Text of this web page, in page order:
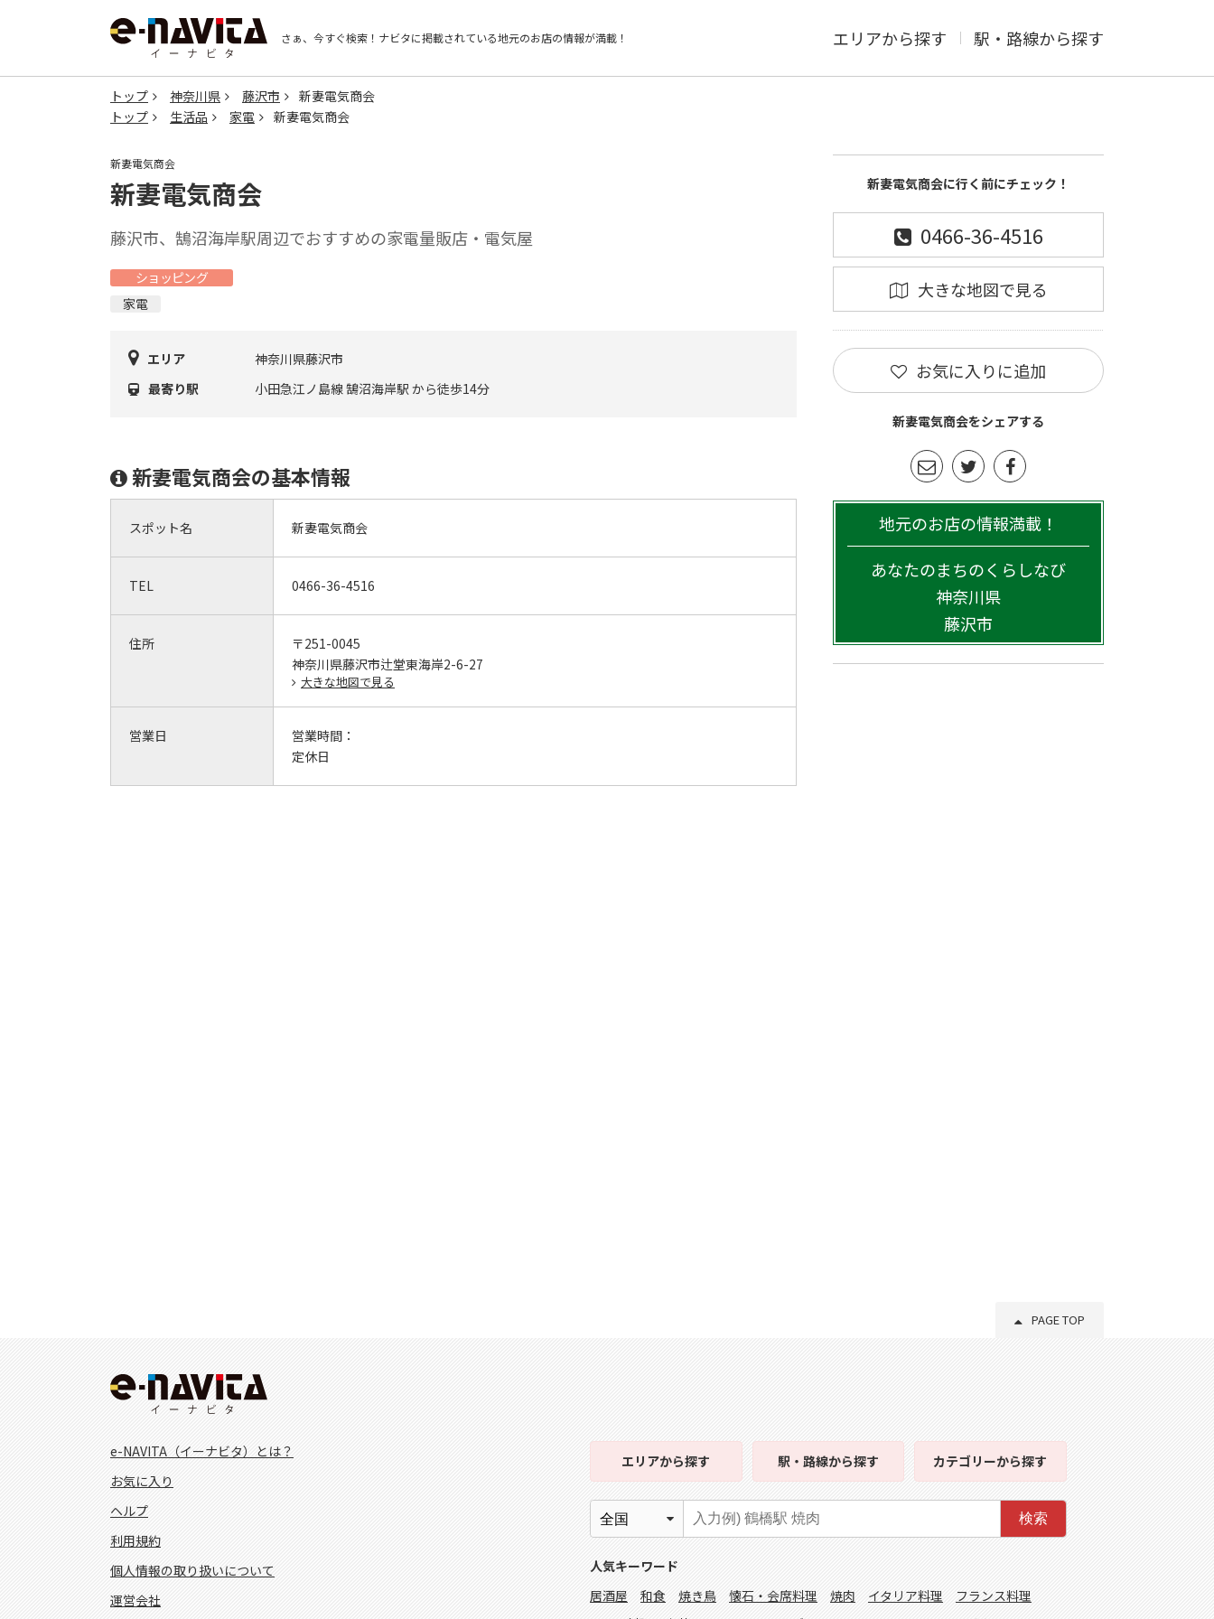
さぁ、今すぐ検索！ ナビタに掲載されている地元のお店の情報が満載！ エリアから探す 駅・路線から探す
トップ 神奈川県 藤沢市
新妻電気商会
トップ
生活品 家電 新妻電気商会
新妻電気商会
新妻電気商会
藤沢市、鵠沼海岸駅周辺でおすすめの家電量販店・電気屋
ショッピング
家電
エリア
神奈川県藤沢市
最寄り駅
小田急江ノ島線 鵠沼海岸駅 から徒歩14分
新妻電気商会の基本情報
スポット名 新妻電気商会
TEL 0466-36-4516
住所
〒251-0045
神奈川県藤沢市辻堂東海岸2-6-27
大きな地図で見る
営業日
営業時間：
定休日
新妻電気商会に行く前にチェック！
0466-36-4516
大きな地図で見る
お気に入りに追加
新妻電気商会をシェアする
地元のお店の情報満載！
あなたのまちのくらしなび
神奈川県
藤沢市
PAGE TOP
e-NAVITA（イーナビタ）とは？
お気に入り
ヘルプ
利用規約
個人情報の取り扱いについて
運営会社
エリアから探す 駅・路線から探す カテゴリーから探す
検索
人気キーワード
居酒屋
和食 焼き鳥 懐石・会席料理 焼肉 イタリア料理
フランス料理